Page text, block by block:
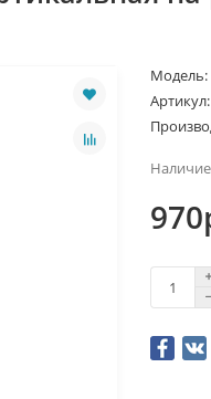
Модель:
Артикул: